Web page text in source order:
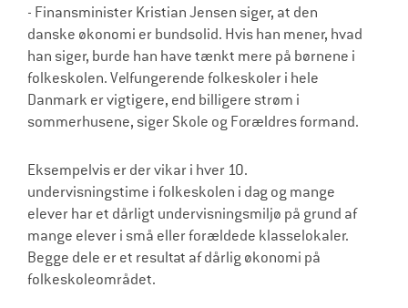
- Finansminister Kristian Jensen siger, at den
danske økonomi er bundsolid. Hvis han mener, hvad
han siger, burde han have tænkt mere på børnene i
folkeskolen. Velfungerende folkeskoler i hele
Danmark er vigtigere, end billigere strøm i
sommerhusene, siger Skole og Forældres formand.
Eksempelvis er der vikar i hver 10.
undervisningstime i folkeskolen i dag og mange
elever har et dårligt undervisningsmiljø på grund af
mange elever i små eller forældede klasselokaler.
Begge dele er et resultat af dårlig økonomi på
folkeskoleområdet.